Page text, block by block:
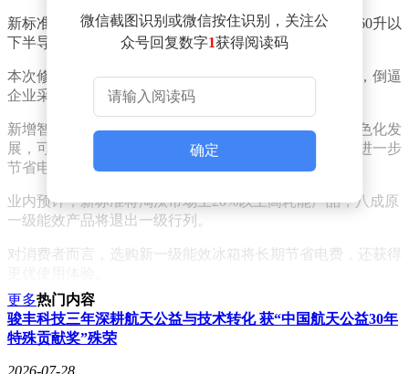
新标准同时扩大适用范围，覆盖电机驱动压缩式冰箱及60升以
下半导体制冷器具。
本次修订首次引入容积利用率考核，杜绝虚标容积乱象，倒逼
企业采用高性能绝热材料，提升空间利用效率。
新增智能电网信号响应能力要求，推动冰箱智能化、绿色化发
展，可实现用电高峰自动降负荷、低谷蓄冷，助力用户进一步
节省电费。
业内预计，新标准将淘汰市场上20%以上高耗能产品，八成原
一级能效产品将退出一级行列。
对消费者而言，选购新一级能效冰箱将长期节省电费，还获得
微信截图识别或微信按住识别，关注公
众号回复数字1获得阅读码
确定
更多热门内容
骏丰科技三年深耕航天公益与技术转化 获“中国航天公益30年
特殊贡献奖”殊荣
2026-07-28